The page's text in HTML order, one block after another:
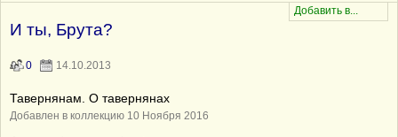
И ты, Брута?
0 14.10.2013
Тавернянам. О тавернянах
Добавлен в коллекцию 10 Ноября 2016